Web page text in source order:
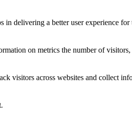
in delivering a better user experience for
on metrics the number of
visitors across websites and collect